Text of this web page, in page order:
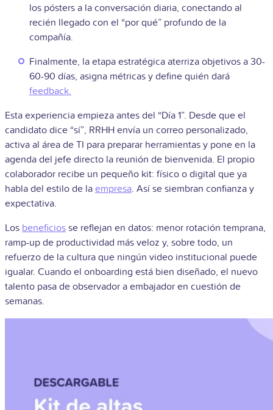
los pósters a la conversación diaria, conectando al
recién llegado con el “por qué” profundo de la
compañía.
Finalmente, la etapa estratégica aterriza objetivos a 30-
60-90 días, asigna métricas y define quién dará
feedback.
Esta experiencia empieza antes del “Día 1”. Desde que el
candidato dice “sí”, RRHH envía un correo personalizado,
activa al área de TI para preparar herramientas y pone en la
agenda del jefe directo la reunión de bienvenida. El propio
colaborador recibe un pequeño kit: físico o digital que ya
habla del estilo de la empresa. Así se siembran confianza y
expectativa.
Los beneficios se reflejan en datos: menor rotación temprana,
ramp-up de productividad más veloz y, sobre todo, un
refuerzo de la cultura que ningún video institucional puede
igualar. Cuando el onboarding está bien diseñado, el nuevo
talento pasa de observador a embajador en cuestión de
semanas.